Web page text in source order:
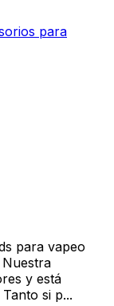
para
para vapeo
y está
si p...